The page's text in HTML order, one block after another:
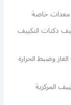
معدات خاصة
دكتات التكييف
وضبط الحرارة
المركزية